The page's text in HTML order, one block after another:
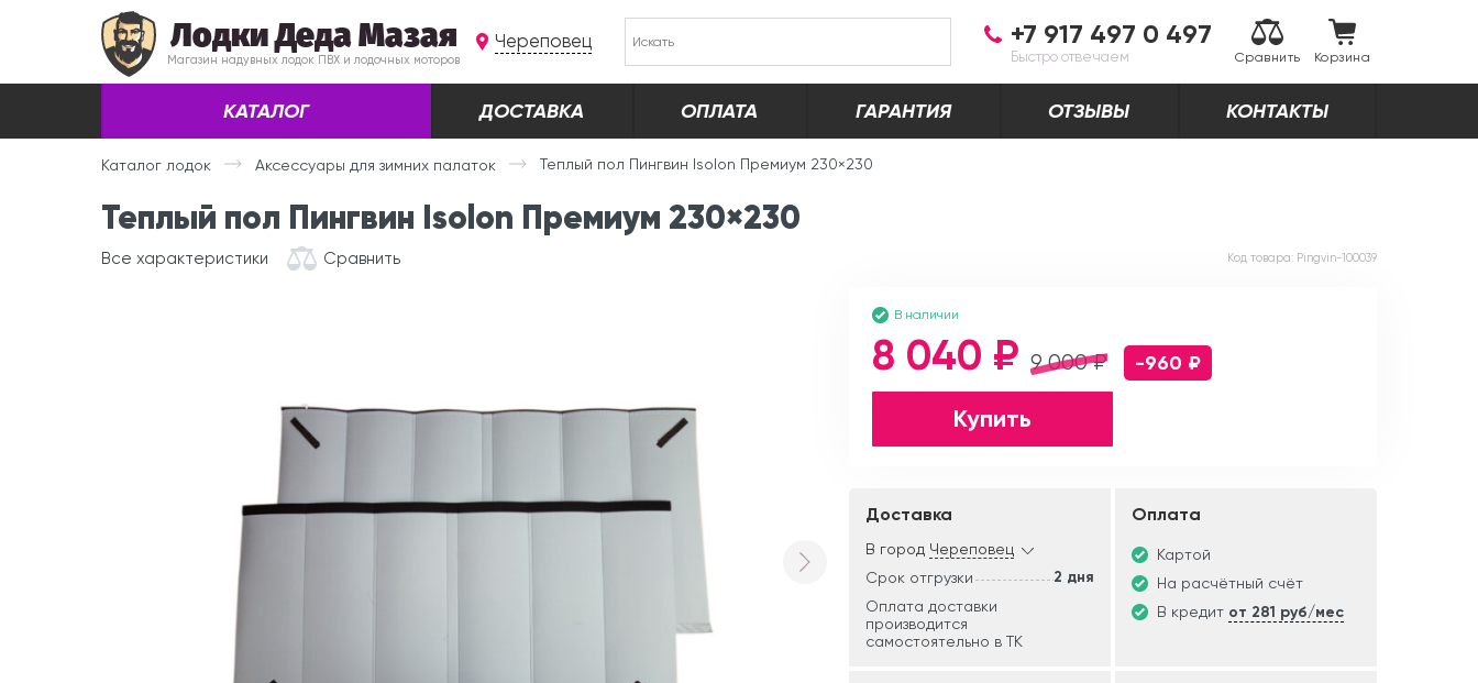
Лодки Деда Мазая
Магазин надувных лодок ПВХ и лодочных моторов
Череповец +7 917 497 0 497
Быстро отвечаем Сравнить Корзина
КАТАЛОГ ДОСТАВКА ОПЛАТА ГАРАНТИЯ ОТЗЫВЫ КОНТАКТЫ
Каталог лодок Аксессуары для зимних палаток Теплый пол Пингвин Isolon Премиум 230×230
Теплый пол Пингвин Isolon Премиум 230×230
Все характеристики Сравнить Код товара: Pingvin-100039
В наличии
9 000 ₽
8 040 ₽ -960 ₽
Купить
Доставка
В город Череповец
Срок отгрузки
2 дня
Оплата доставки
производится
самостоятельно в ТК
Оплата
Картой
На расчётный счёт
В кредит от 281 руб/мес